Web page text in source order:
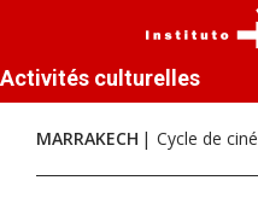
Activités culturelles
MARRAKECH Cycle de